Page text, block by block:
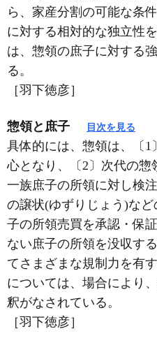
ら、家産分割の可能な条
に対する相対的な独立性
は、惣領の庶子に対する
る。
［羽下徳彦］
惣領と庶子 目次を見る
具体的には、惣領は、〔1
心となり、〔2〕次代の惣
一族庶子の所領に対し検
の譲状(ゆずりじょう)な
子の所領売買を承認・保
ない庶子の所領を没収す
てさまざまな規制力を有
については、場合により
釈がなされている。
［羽下徳彦］